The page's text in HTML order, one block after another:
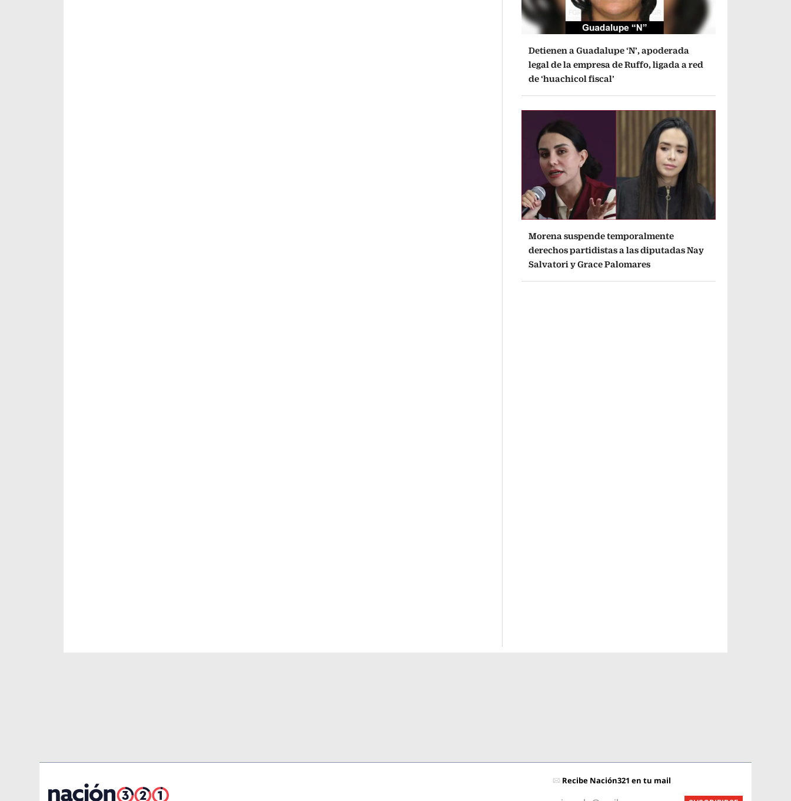
Detienen a Guadalupe ‘N’, apoderada
legal de la empresa de Ruffo, ligada a red
de ‘huachicol fiscal’
Morena suspende temporalmente
derechos partidistas a las diputadas Nay
Salvatori y Grace Palomares
Recibe Nación321 en tu mail